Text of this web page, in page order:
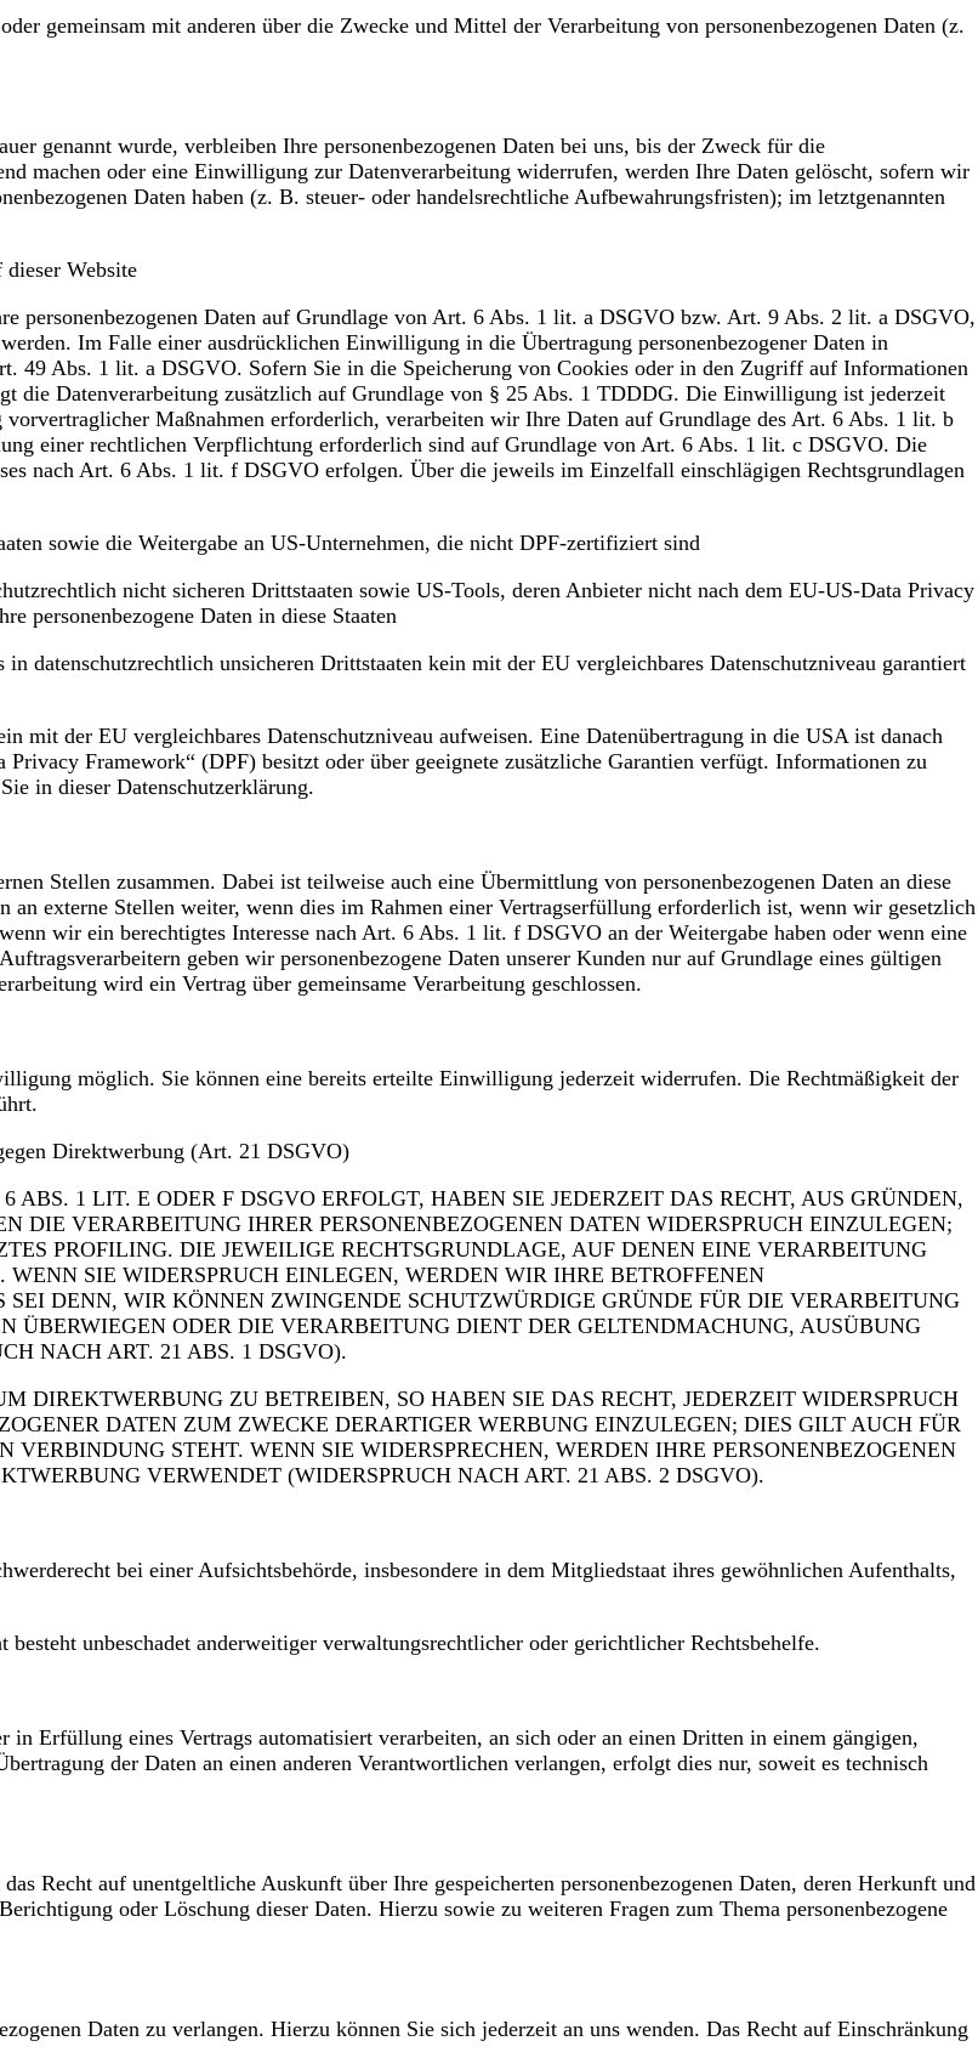
gemeinsam mit anderen über die Zwecke und Mittel der Verarbeitung von personenbezogenen Daten (z.
genannt wurde, verbleiben Ihre personenbezogenen Daten bei uns, bis der Zweck für die
machen oder eine Einwilligung zur Datenverarbeitung widerrufen, werden Ihre Daten gelöscht, sofern wir
Daten haben (z. B. steuer- oder handelsrechtliche Aufbewahrungsfristen); im letztgenannten
Website
personenbezogenen Daten auf Grundlage von Art. 6 Abs. 1 lit. a DSGVO bzw. Art. 9 Abs. 2 lit. a DSGVO,
Im Falle einer ausdrücklichen Einwilligung in die Übertragung personenbezogener Daten in
49 Abs. 1 lit. a DSGVO. Sofern Sie in die Speicherung von Cookies oder in den Zugriff auf Informationen
Datenverarbeitung zusätzlich auf Grundlage von § 25 Abs. 1 TDDDG. Die Einwilligung ist jederzeit
Maßnahmen erforderlich, verarbeiten wir Ihre Daten auf Grundlage des Art. 6 Abs. 1 lit. b
einer rechtlichen Verpflichtung erforderlich sind auf Grundlage von Art. 6 Abs. 1 lit. c DSGVO. Die
nach Art. 6 Abs. 1 lit. f DSGVO erfolgen. Über die jeweils im Einzelfall einschlägigen Rechtsgrundlagen
sowie die Weitergabe an US-Unternehmen, die nicht DPF-zertifiziert sind
nicht sicheren Drittstaaten sowie US-Tools, deren Anbieter nicht nach dem EU-US-Data Privacy
personenbezogene Daten in diese Staaten
datenschutzrechtlich unsicheren Drittstaaten kein mit der EU vergleichbares Datenschutzniveau garantiert
mit der EU vergleichbares Datenschutzniveau aufweisen. Eine Datenübertragung in die USA ist danach
Framework“ (DPF) besitzt oder über geeignete zusätzliche Garantien verfügt. Informationen zu
in dieser Datenschutzerklärung.
Stellen zusammen. Dabei ist teilweise auch eine Übermittlung von personenbezogenen Daten an diese
an externe Stellen weiter, wenn dies im Rahmen einer Vertragserfüllung erforderlich ist, wenn wir gesetzlich
wir ein berechtigtes Interesse nach Art. 6 Abs. 1 lit. f DSGVO an der Weitergabe haben oder wenn eine
geben wir personenbezogene Daten unserer Kunden nur auf Grundlage eines gültigen
wird ein Vertrag über gemeinsame Verarbeitung geschlossen.
möglich. Sie können eine bereits erteilte Einwilligung jederzeit widerrufen. Die Rechtmäßigkeit der
Direktwerbung (Art. 21 DSGVO)
1 LIT. E ODER F DSGVO ERFOLGT, HABEN SIE JEDERZEIT DAS RECHT, AUS GRÜNDEN,
DIE VERARBEITUNG IHRER PERSONENBEZOGENEN DATEN WIDERSPRUCH EINZULEGEN;
PROFILING. DIE JEWEILIGE RECHTSGRUNDLAGE, AUF DENEN EINE VERARBEITUNG
SIE WIDERSPRUCH EINLEGEN, WERDEN WIR IHRE BETROFFENEN
DENN, WIR KÖNNEN ZWINGENDE SCHUTZWÜRDIGE GRÜNDE FÜR DIE VERARBEITUNG
ÜBERWIEGEN ODER DIE VERARBEITUNG DIENT DER GELTENDMACHUNG, AUSÜBUNG
NACH ART. 21 ABS. 1 DSGVO).
DIREKTWERBUNG ZU BETREIBEN, SO HABEN SIE DAS RECHT, JEDERZEIT WIDERSPRUCH
DATEN ZUM ZWECKE DERARTIGER WERBUNG EINZULEGEN; DIES GILT AUCH FÜR
STEHT. WENN SIE WIDERSPRECHEN, WERDEN IHRE PERSONENBEZOGENEN
VERWENDET (WIDERSPRUCH NACH ART. 21 ABS. 2 DSGVO).
bei einer Aufsichtsbehörde, insbesondere in dem Mitgliedstaat ihres gewöhnlichen Aufenthalts,
unbeschadet anderweitiger verwaltungsrechtlicher oder gerichtlicher Rechtsbehelfe.
Erfüllung eines Vertrags automatisiert verarbeiten, an sich oder an einen Dritten in einem gängigen,
der Daten an einen anderen Verantwortlichen verlangen, erfolgt dies nur, soweit es technisch
Recht auf unentgeltliche Auskunft über Ihre gespeicherten personenbezogenen Daten, deren Herkunft und
oder Löschung dieser Daten. Hierzu sowie zu weiteren Fragen zum Thema personenbezogene
Daten zu verlangen. Hierzu können Sie sich jederzeit an uns wenden. Das Recht auf Einschränkung